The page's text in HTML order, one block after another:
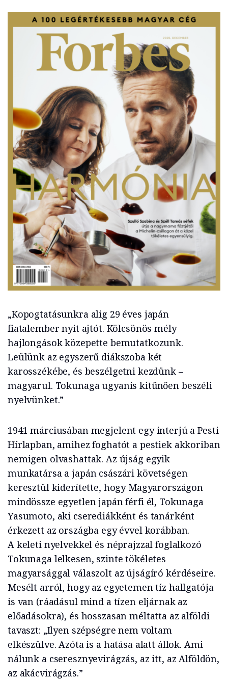
„Kopogtatásunkra alig 29 éves japán
fiatalember nyit ajtót. Kölcsönös mély
hajlongások közepette bemutatkozunk.
Leülünk az egyszerű diákszoba két
karosszékébe, és beszélgetni kezdünk –
magyarul. Tokunaga ugyanis kitűnően beszéli
nyelvünket.”
1941 márciusában megjelent egy interjú a Pesti
Hírlapban, amihez foghatót a pestiek akkoriban
nemigen olvashattak. Az újság egyik
munkatársa a japán császári követségen
keresztül kiderítette, hogy Magyarországon
mindössze egyetlen japán férfi él, Tokunaga
Yasumoto, aki cserediákként és tanárként
érkezett az országba egy évvel korábban.
A keleti nyelvekkel és néprajzzal foglalkozó
Tokunaga lelkesen, szinte tökéletes
magyarsággal válaszolt az újságíró kérdéseire.
Mesélt arról, hogy az egyetemen tíz hallgatója
is van (ráadásul mind a tízen eljárnak az
előadásokra), és hosszasan méltatta az alföldi
tavaszt: „Ilyen szépségre nem voltam
elkészülve. Azóta is a hatása alatt állok. Ami
nálunk a cseresznyevirágzás, az itt, az Alföldön,
az akácvirágzás.”